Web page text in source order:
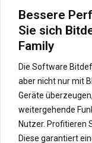
Bessere
Sie sich
Family
Die Software
aber nicht nur mit
Geräte
weitergehende
Nutzer. Profitieren
Diese garantiert